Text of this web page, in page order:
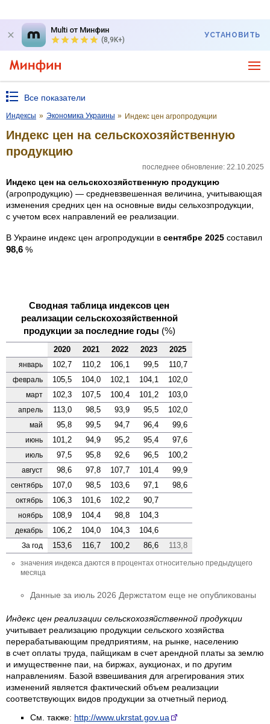
Multi от Минфин
(8,9K+)
УСТАНОВИТЬ
Все показатели
Индексы » Экономика Украины » Индекс цен агропродукции
Индекс цен на сельскохозяйственную
продукцию
последнее обновление: 22.10.2025
Индекс цен на сельскохозяйственную продукцию
(агропродукцию) — средневзвешенная величина, учитывающая
изменения средних цен на основные виды сельхозпродукции,
с учетом всех направлений ее реализации.
В Украине индекс цен агропродукции в сентябре 2025 составил
98,6 %
Сводная таблица индексов цен
реализации сельскохозяйственной
продукции за последние годы (%)
2020 2021 2022 2023 2025
январь 102,7 110,2 106,1 99,5 110,7
февраль 105,5 104,0 102,1 104,1 102,0
март 102,3 107,5 100,4 101,2 103,0
апрель 113,0 98,5 93,9 95,5 102,0
май 95,8 99,5 94,7 96,4 99,6
июнь 101,2 94,9 95,2 95,4 97,6
июль 97,5 95,8 92,6 96,5 100,2
август 98,6 97,8 107,7 101,4 99,9
сентябрь 107,0 98,5 103,6 97,1 98,6
октябрь 106,3 101,6 102,2 90,7
ноябрь 108,9 104,4 98,8 104,3
декабрь 106,2 104,0 104,3 104,6
За год 153,6 116,7 100,2 86,6 113,8
значения индекса даются в процентах относительно предыдущего
месяца
Данные за июль 2026 Держстатом еще не опубликованы
Индекс цен реализации сельскохозяйственной продукции
учитывает реализацию продукции сельского хозяйства
перерабатывающим предприятиям, на рынке, населению
в счет оплаты труда, пайщикам в счет арендной платы за землю
и имущественне паи, на биржах, аукционах, и по другим
направлениям. Базой взвешивания для агрегирования этих
изменений является фактический объем реализации
соответствующих видов продукции за отчетный период.
См. также: http://www.ukrstat.gov.ua